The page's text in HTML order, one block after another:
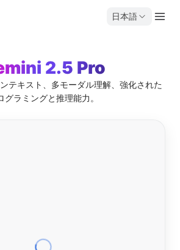
日本語
2.5 Pro
テキスト、多モーダル理解、強化された
グラミングと推理能力。